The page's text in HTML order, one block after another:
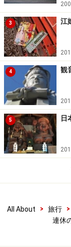
3 江
4 観
5 日
All About > 旅行 >
連休